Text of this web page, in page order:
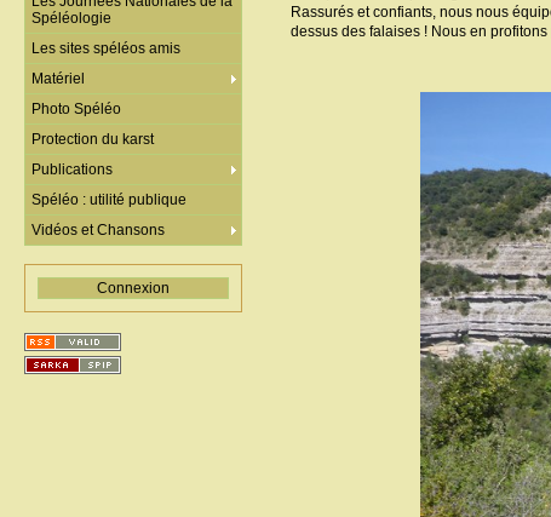
Rassurés et confiants, nous nous
dessus des falaises ! Nous en
Spéléologie
Les sites spéléos amis
Matériel
Photo Spéléo
Protection du karst
Publications
Spéléo : utilité publique
Vidéos et Chansons
Connexion